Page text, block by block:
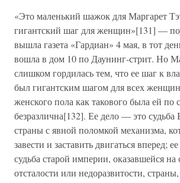
«Это маленький шажок для Маргарет
гигантский шаг для женщин»[131] —
вышла газета «Гардиан» 4 мая, в тот
вошла в дом 10 по Даунинг-стрит. Но
слишком гордилась тем, что ее шаг к
был гигантским шагом для всех
женского пола как такового была ей по
безразлична[132]. Ее дело — это судьба
страны с явной поломкой механизма,
завести и заставить двигаться вперед;
судьба старой империи, оказавшейся
отсталости или недоразвитости,